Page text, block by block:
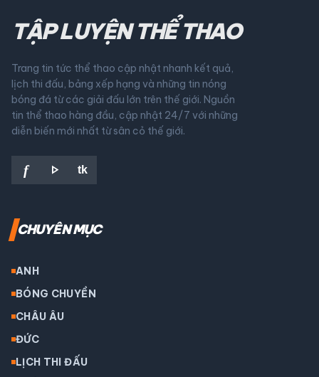
TẬP LUYỆN THỂ THAO
Trang tin tức thể thao cập nhật nhanh kết quả,
lịch thi đấu, bảng xếp hạng và những tin nóng
bóng đá từ các giải đấu lớn trên thế giới. Nguồn
tin thể thao hàng đầu, cập nhật 24/7 với những
diễn biến mới nhất từ sân cỏ thế giới.
f play_arrow tk
CHUYÊN MỤC
ANH
BÓNG CHUYỀN
CHÂU ÂU
ĐỨC
LỊCH THI ĐẤU